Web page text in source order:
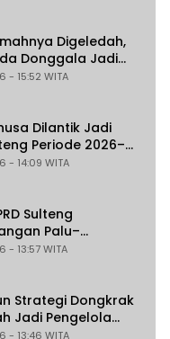
Digeledah,
Donggala Jadi
Korupsi
- 15:52 WITA
Dilantik Jadi
Periode 2026–
- 14:09 WITA
Sulteng
Palu–
Ekspor dan
13:57 WITA
Strategi Dongkrak
Jadi Pengelola
- 13:46 WITA